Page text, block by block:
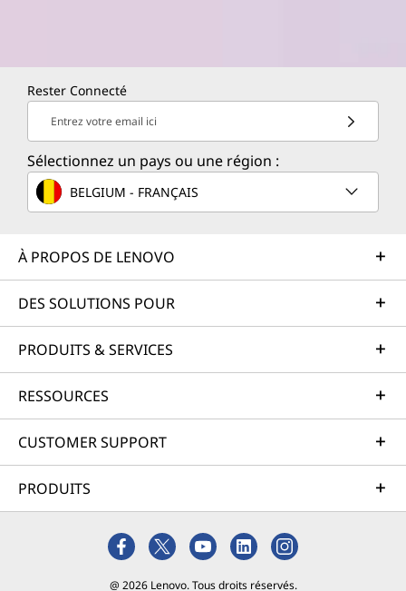
Rester Connecté
Entrez votre email ici
Sélectionnez un pays ou une région :
BELGIUM - FRANÇAIS
À PROPOS DE LENOVO
DES SOLUTIONS POUR
PRODUITS & SERVICES
RESSOURCES
CUSTOMER SUPPORT
PRODUITS
@ 2026 Lenovo. Tous droits réservés.